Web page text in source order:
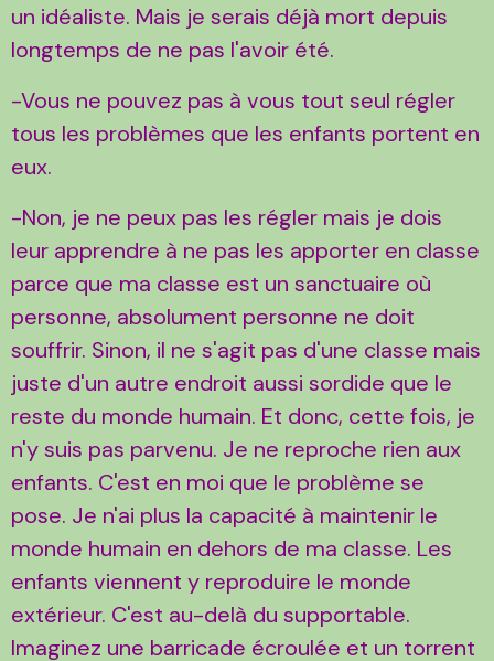
un idéaliste. Mais je serais déjà mort depuis
longtemps de ne pas l'avoir été.
-Vous ne pouvez pas à vous tout seul régler
tous les problèmes que les enfants portent en
eux.
-Non, je ne peux pas les régler mais je dois
leur apprendre à ne pas les apporter en classe
parce que ma classe est un sanctuaire où
personne, absolument personne ne doit
souffrir. Sinon, il ne s'agit pas d'une classe mais
juste d'un autre endroit aussi sordide que le
reste du monde humain. Et donc, cette fois, je
n'y suis pas parvenu. Je ne reproche rien aux
enfants. C'est en moi que le problème se
pose. Je n'ai plus la capacité à maintenir le
monde humain en dehors de ma classe. Les
enfants viennent y reproduire le monde
extérieur. C'est au-delà du supportable.
Imaginez une barricade écroulée et un torrent